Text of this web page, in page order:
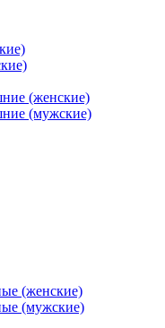
(женские)
(мужские)
(женские)
(мужские)